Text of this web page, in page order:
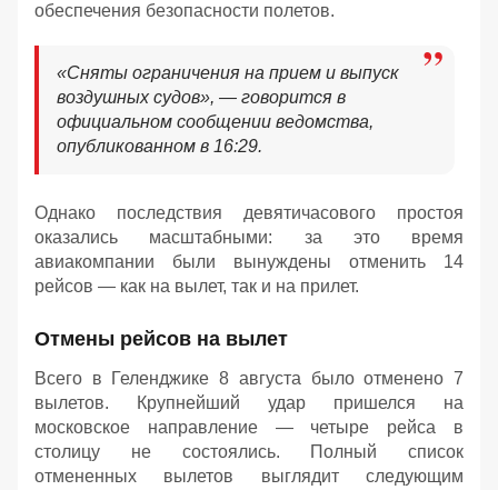
обеспечения безопасности полетов.
«Сняты ограничения на прием и выпуск
воздушных судов», — говорится в
официальном сообщении ведомства,
опубликованном в 16:29.
Однако последствия девятичасового простоя
оказались масштабными: за это время
авиакомпании были вынуждены отменить 14
рейсов — как на вылет, так и на прилет.
Отмены рейсов на вылет
Всего в Геленджике 8 августа было отменено 7
вылетов. Крупнейший удар пришелся на
московское направление — четыре рейса в
столицу не состоялись. Полный список
отмененных вылетов выглядит следующим